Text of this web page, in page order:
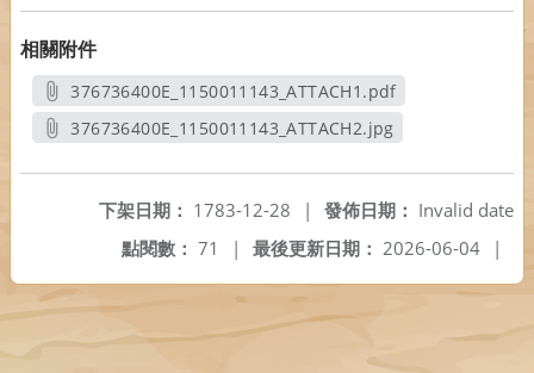
相關附件
376736400E_1150011143_ATTACH1.pdf
另開新視窗
376736400E_1150011143_ATTACH2.jpg
發佈日期： Invalid date
下架日期： 1783-12-28
|
最後更新日期： 2026-06-04 |
點閱數： 71 |